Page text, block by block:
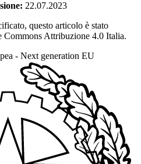
22.07.2023
questo articolo è stato
Commons Attribuzione 4.0 Italia.